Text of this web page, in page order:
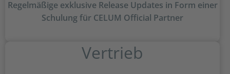
Regelmäßige exklusive Release Updates in Form einer
Schulung für CELUM Official Partner
Vertrieb